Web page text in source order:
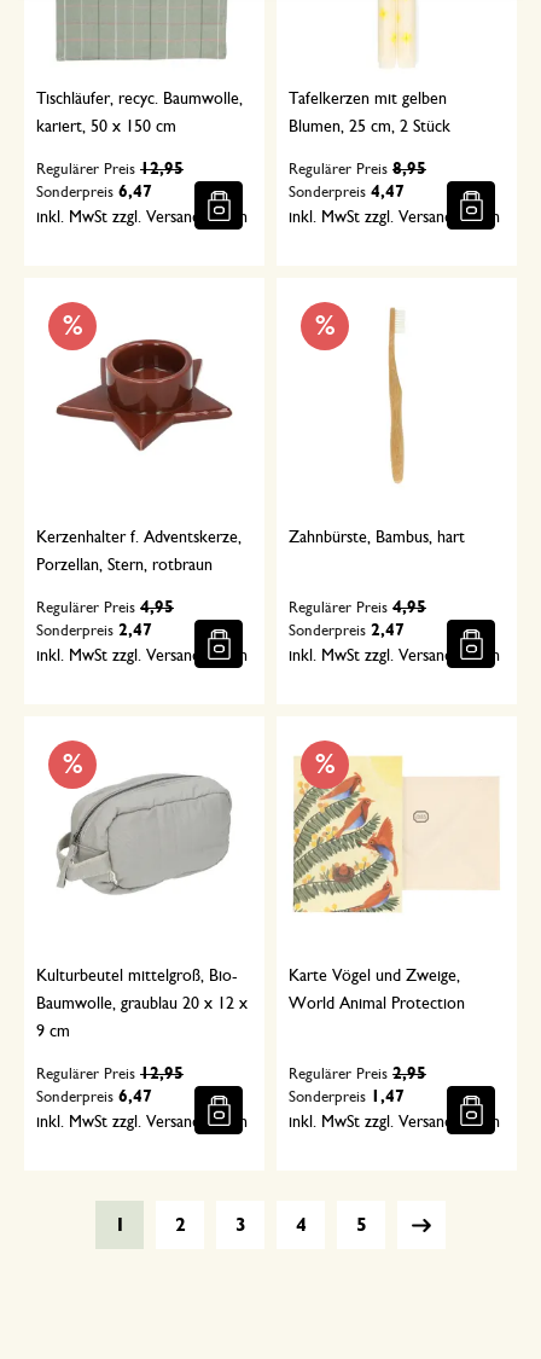
Tischläufer, recyc. Baumwolle,
kariert, 50 x 150 cm
Sonderpreis 6,47
Regulärer Preis 12,95
inkl. MwSt zzgl. Versandkosten
Tafelkerzen mit gelben
Blumen, 25 cm, 2 Stück
Sonderpreis 4,47
Regulärer Preis 8,95
inkl. MwSt zzgl. Versandkosten
%
Kerzenhalter f. Adventskerze,
Porzellan, Stern, rotbraun
Sonderpreis 2,47
Regulärer Preis 4,95
inkl. MwSt zzgl. Versandkosten
%
Zahnbürste, Bambus, hart
Sonderpreis 2,47
Regulärer Preis 4,95
inkl. MwSt zzgl. Versandkosten
%
Kulturbeutel mittelgroß, Bio-
Baumwolle, graublau 20 x 12 x
9 cm
Sonderpreis 6,47
Regulärer Preis 12,95
inkl. MwSt zzgl. Versandkosten
%
Karte Vögel und Zweige,
World Animal Protection
Sonderpreis 1,47
Regulärer Preis 2,95
inkl. MwSt zzgl. Versandkosten
2 3 4 5